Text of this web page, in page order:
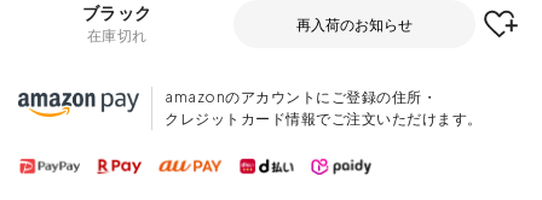
ブラック
在庫切れ
再入荷のお知らせ
amazonのアカウントにご登録の住所・
クレジットカード情報でご注文いただけます。